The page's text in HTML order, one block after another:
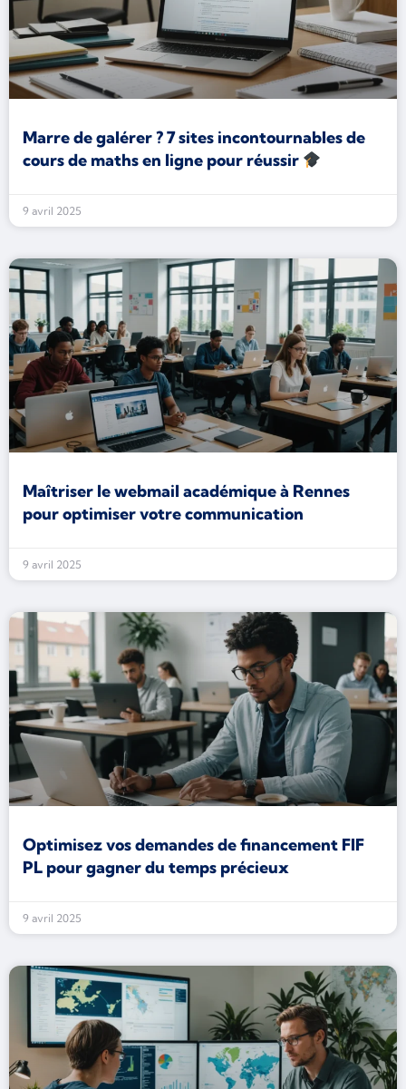
Marre de galérer ? 7 sites incontournables de
cours de maths en ligne pour réussir
9 avril 2025
Maîtriser le webmail académique à Rennes
pour optimiser votre communication
9 avril 2025
Optimisez vos demandes de financement FIF
PL pour gagner du temps précieux
9 avril 2025